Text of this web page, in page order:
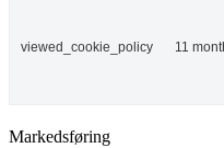
viewed_cookie_policy 11
Markedsføring